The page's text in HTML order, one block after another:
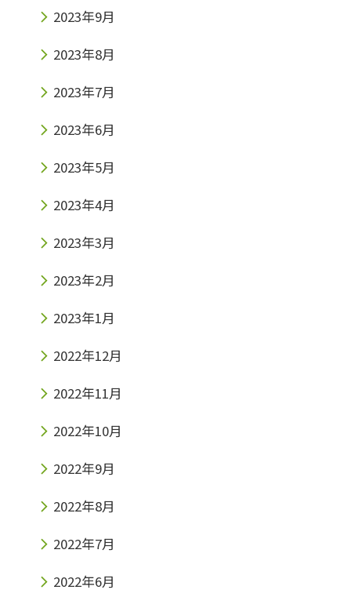
2023年9月
2023年8月
2023年7月
2023年6月
2023年5月
2023年4月
2023年3月
2023年2月
2023年1月
2022年12月
2022年11月
2022年10月
2022年9月
2022年8月
2022年7月
2022年6月